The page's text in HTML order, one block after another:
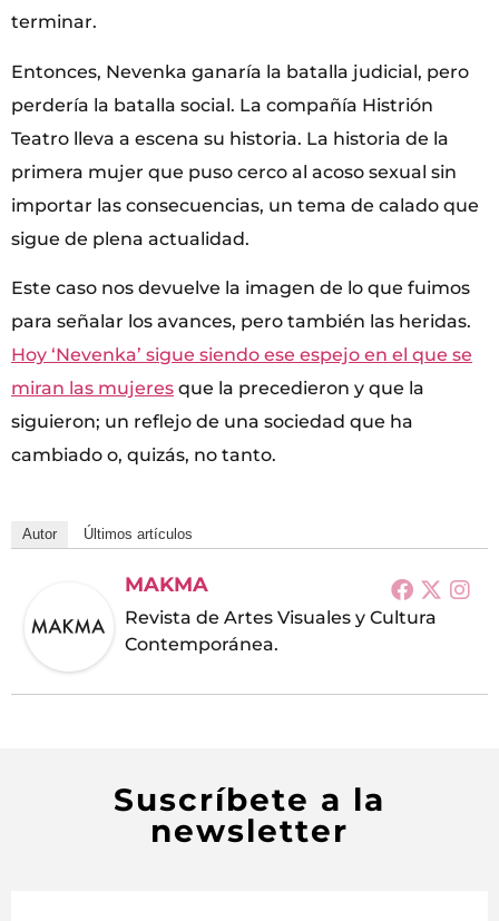
terminar.
Entonces, Nevenka ganaría la batalla judicial, pero
perdería la batalla social. La compañía Histrión
Teatro lleva a escena su historia. La historia de la
primera mujer que puso cerco al acoso sexual sin
importar las consecuencias, un tema de calado que
sigue de plena actualidad.
Este caso nos devuelve la imagen de lo que fuimos
para señalar los avances, pero también las heridas.
Hoy ‘Nevenka’ sigue siendo ese espejo en el que se
miran las mujeres que la precedieron y que la
siguieron; un reflejo de una sociedad que ha
cambiado o, quizás, no tanto.
Autor Últimos artículos
MAKMA
Revista de Artes Visuales y Cultura
Contemporánea.
Suscríbete a la
newsletter